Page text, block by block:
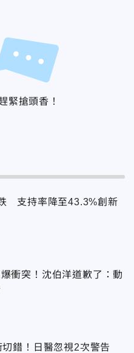
緊搶頭香！
支持率降至43.3%創新
衝突！沈伯洋道歉了：動
切錯！日醫忽視2次警告